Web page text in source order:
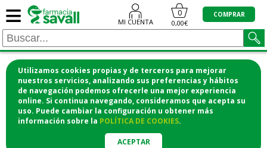
Utilizamos cookies propias y de terceros para mejorar
nuestros servicios, analizando sus preferencias y hábitos
de navegación podemos ofrecerle una mejor experiencia
online. Si continua navegando, consideramos que acepta su
uso. Puede cambiar la configuración u obtener más
información sobre la POLÍTICA DE COOKIES.
ACEPTAR
≡ MI CUENTA
0
0,00€
COMPRAR
¡COMPRA CÓMODAMENTE
DESDE CASA Y RECOGE EN LA
FARMACIA!o si lo prefieres te lo mandamos
a casa